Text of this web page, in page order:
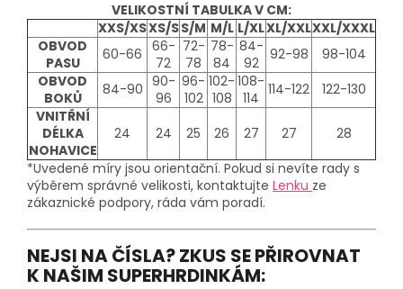
VELIKOSTNÍ TABULKA V CM:
XXS/XSXS/SS/M M/L L/XLXL/XXLXXL/XXXL
OBVOD
PASU
60-66 66-
72
72-
78
78-
84
84-
92
92-98
98-104
OBVOD
BOKŮ
84-90 90-
96
96-
102
102-
108
108-
114 114-122
122-130
VNITŘNÍ
DÉLKA
NOHAVICE
24 24 25 26 27 27
28
*Uvedené míry jsou orientační. Pokud si nevíte rady s
výběrem správné velikosti, kontaktujte Lenku ze
zákaznické podpory, ráda vám poradí.
NEJSI NA ČÍSLA? ZKUS SE PŘIROVNAT
K NAŠIM SUPERHRDINKÁM: